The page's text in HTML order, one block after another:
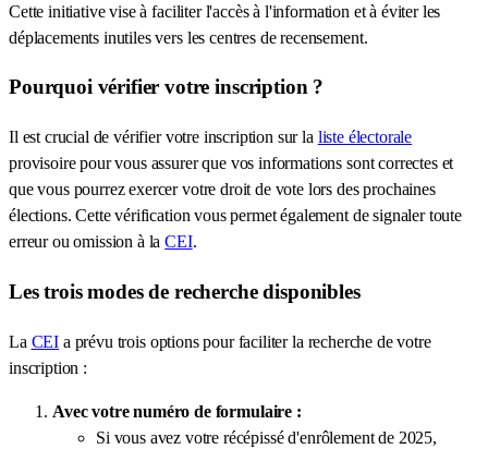
Cette initiative vise à faciliter l'accès à l'information et à éviter les
déplacements inutiles vers les centres de recensement.
Pourquoi vérifier votre inscription ?
Il est crucial de vérifier votre inscription sur la liste électorale
provisoire pour vous assurer que vos informations sont correctes et
que vous pourrez exercer votre droit de vote lors des prochaines
élections. Cette vérification vous permet également de signaler toute
erreur ou omission à laCEI.
Les trois modes de recherche disponibles
La CEI a prévu trois options pour faciliter la recherche de votre
inscription :
Avec votre numéro de formulaire :
Si vous avez votre récépissé d'enrôlement de 2025,